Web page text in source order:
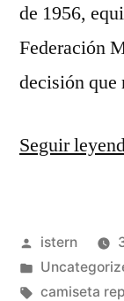
de 1956,
Federación
decisión
Seguir
Publicado
por
istern
Publicado
en
Etiquetas:
camiseta